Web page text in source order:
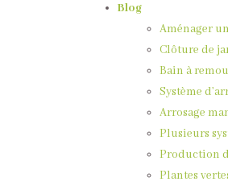
Blog
Aménager
Clôture de
Bain à
Système
Arrosage
Plusieurs
Production
Plantes